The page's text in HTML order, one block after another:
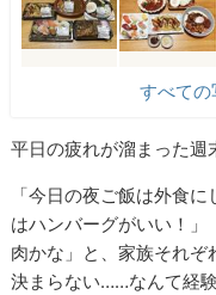
すべての
平日の疲れが溜まった週
「今日の夜ご飯は外食
はハンバーグがいい！
肉かな」と、家族それ
決まらない……なんて経